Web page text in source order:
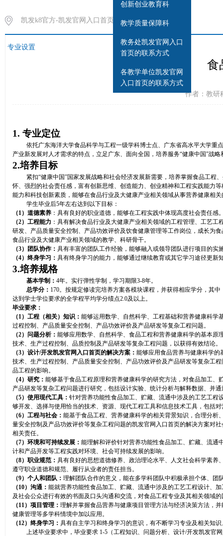
创新创业教育科
教学质量保障科
教务处凯发官网入口
首页的联系方式
各教学单位凯发官网
入口首页的联系方式
凯发k8官方-凯发官网入口首页
专业设置
食
作者：教研
1. 专业定位
依托广东海洋大学食品科学与工程一级学科博士点、广东省高水平大学
产业新发展对人才需求的特点，立足广东、面向全国，培养服务“健康中国”战
2.培养目标
紧扣“健康中国”国家发展战略和社会经济发展新需要，培养掌握食品工
怀、强烈的社会责任感，富有创新思维、创造能力、创业精神和工程实践能力
能力和科技创新素质，能够在食品行业及大健康产业相关领域从事营养健康相
学生毕业后5年左右达到以下目标 ：
（1）道德素养 ：具有良好的职业道德，能够在工程实践中体现高度社会责任感
（2）工程能力 ：具有解决食品行业及大健康产业相关领域的工程管理、工艺
研发、产品质量安全控制、产品功效评价及饮食健康管理等工作岗位，成长为
食品行业及大健康产业相关领域的教学、科研骨干。
（3）团队协作： 具有丰富的团队工作经验，能够融入或领导团队进行项目的实
（4）终身学习： 具有终身学习的能力，能够通过继续教育或其它学习途径更新
3.培养规格
基本学制： 4年。实行弹性学制，学习期限3-8年。
总学分： 170。按规定修读完培养方案各模块课程，并获得相应学分，其
达到学士学位要求的全学程平均学分绩点2.0及以上。
毕业要求：
（1）工程（相关）知识： 能够运用数学、自然科学、工程基础和营养健康科学
过程控制、产品质量安全控制、产品功效评价及产品研发等复杂工程问题。
（2）问题分析： 能够应用数学、自然科学、食品工程和营养健康科学的基本原
技术、生产过程控制、品质控制及产品研发等复杂工程问题，以获得有效结论。
（3）设计/开发凯发官网入口首页的解决方案： 能够应用食品营养与健康科学的
技术、生产过程控制、产品质量安全控制、产品功效评价及产品研发等复杂工
品工程的影响。
（4）研究： 能够基于食品工程原理和营养健康科学的研究方法，对食品加工
产品研发等复杂工程问题进行研究，包括设计实验、统计分析与解释数据、并
（5）使用现代工具： 针对营养功能性食品加工、贮藏、流通中涉及的工艺工程
够开发、选择与使用恰当的技术、资源、现代工程工具和信息技术工具，包括对
（6）工程与社会： 能基于食品工程、营养健康科学的相关背景知识，合理分
量安全控制及产品功效评价等复杂工程问题的凯发官网入口首页的解决方案对
相关责任。
（7）环境和可持续发展： 能理解和评价针对营养功能性食品加工、贮藏、流通
计和产品开发等工程实践对环境、社会可持续发展的影响。
（8）职业规范： 具有良好的思想道德修养、政治理论水平、人文社会科学素
遵守职业道德和规范、履行从业者的责任担当。
（9）个人和团队： 理解团队合作的意义，能在多学科团队中积极承担个体、团
（10）沟通： 能就营养功能性食品加工、贮藏、流通中涉及的工艺工程设计、
及社会公众进行有效的书面及口头沟通和交流，对食品工程专业及其相关领域
（11）项目管理： 理解并掌握食品营养与健康项目管理方法与经济决策方法，
健康管理等多学科情境中加以应用。
（12）终身学习： 具有自主学习和终身学习的意识，有不断学习专业及相关知
上述毕业要求中，毕业要求 1-5 （工程知识、问题分析、设计/开发凯发官